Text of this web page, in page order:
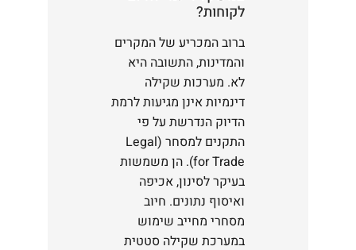
לקוחות?
ברוב המכריע של המקרים
והמדינות, התשובה היא
לא. מערכות שקילה
דינמיות אינן מגיעות לרמת
הדיוק הנדרשת על פי
התקנים למסחר (Legal
for Trade). הן משמשות
בעיקר לסינון, אכיפה
ואיסוף נתונים. חיוב
מסחרי מחייב שימוש
במערכת שקילה סטטית